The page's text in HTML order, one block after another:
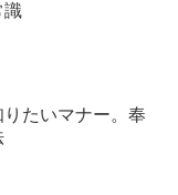
識
たいマナー。奉